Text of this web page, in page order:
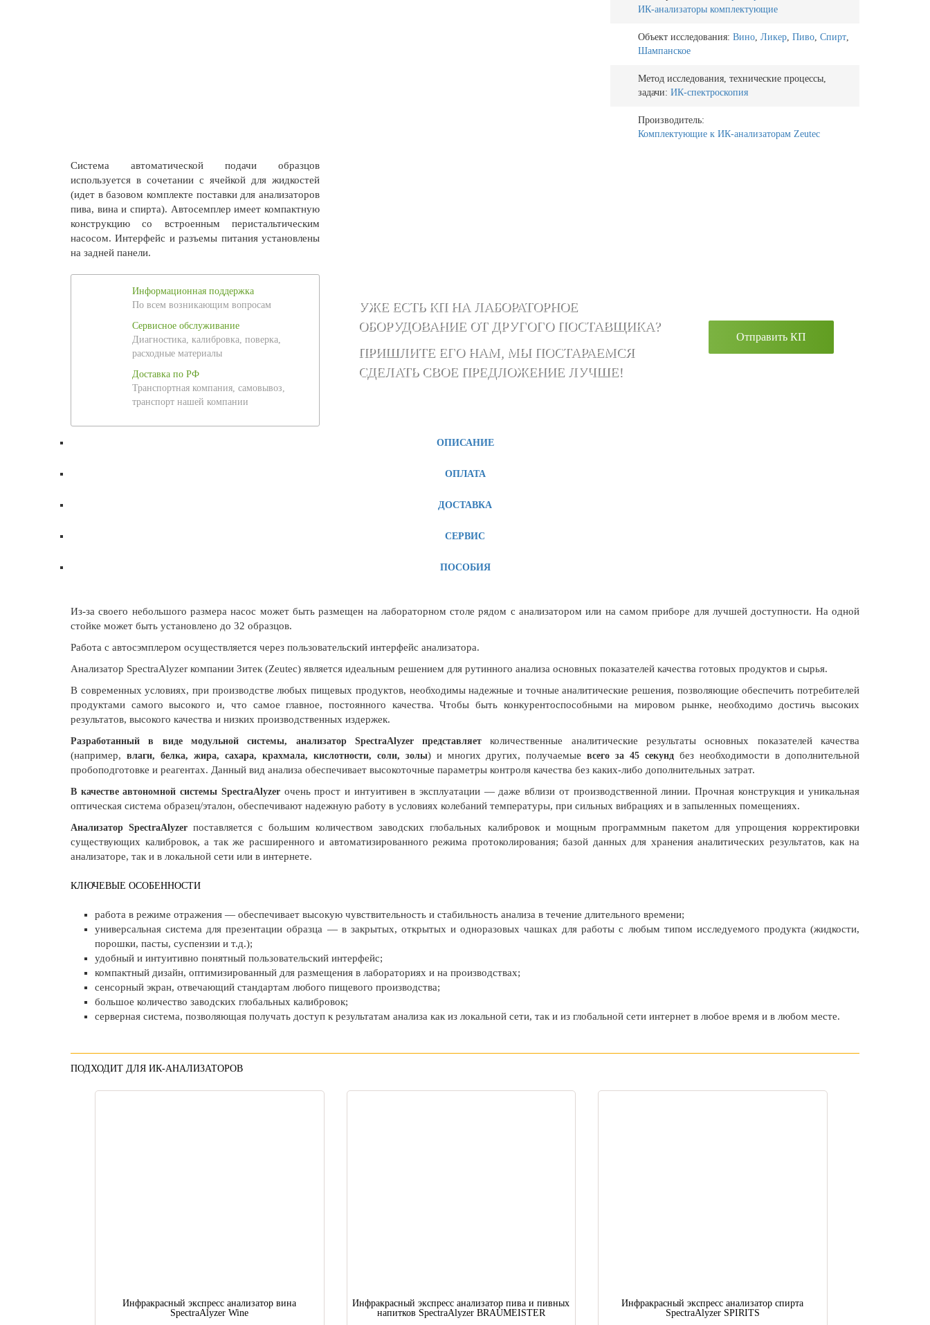
ИК-анализаторы комплектующие
Объект исследования: Вино Ликер Пиво Спирт
Шампанское
Метод исследования, технические процессы,
задачи: ИК-спектроскопия
Производитель:
Комплектующие к ИК-анализаторам Zeutec
Система автоматической подачи образцов
используется в сочетании с ячейкой для жидкостей
(идет в базовом комплекте поставки для анализаторов
пива, вина и спирта). Автосемплер имеет компактную
конструкцию со встроенным перистальтическим
насосом. Интерфейс и разъемы питания установлены
на задней панели.
Информационная поддержка
По всем возникающим вопросам
Сервисное обслуживание
Диагностика, калибровка, поверка,
расходные материалы
Доставка по РФ
Транспортная компания, самовывоз,
транспорт нашей компании
УЖЕ ЕСТЬ КП НА ЛАБОРАТОРНОЕ
ОБОРУДОВАНИЕ ОТ ДРУГОГО ПОСТАВЩИКА?
ПРИШЛИТЕ ЕГО НАМ, МЫ ПОСТАРАЕМСЯ
СДЕЛАТЬ СВОЕ ПРЕДЛОЖЕНИЕ ЛУЧШЕ!
Отправить КП
ОПИСАНИЕ
ОПЛАТА
ДОСТАВКА
СЕРВИС
ПОСОБИЯ
Из-за своего небольшого размера насос может быть размещен на лабораторном столе рядом с анализатором или на самом приборе для лучшей доступности. На одной
стойке может быть установлено до 32 образцов.
Работа с автосэмплером осуществляется через пользовательский интерфейс анализатора.
Анализатор SpectraAlyzer компании Зитек (Zeutec) является идеальным решением для рутинного анализа основных показателей качества готовых продуктов и сырья.
В современных условиях, при производстве любых пищевых продуктов, необходимы надежные и точные аналитические решения, позволяющие обеспечить потребителей
продуктами самого высокого и, что самое главное, постоянного качества. Чтобы быть конкурентоспособными на мировом рынке, необходимо достичь высоких
результатов, высокого качества и низких производственных издержек.
Разработанный в виде модульной системы, анализатор SpectraAlyzer представляетколичественные аналитические результаты основных показателей качества
(например, влаги, белка, жира, сахара, крахмала, кислотности, соли, золы) и многих других, получаемыевсего за 45 секунд без необходимости в дополнительной
пробоподготовке и реагентах. Данный вид анализа обеспечивает высокоточные параметры контроля качества без каких-либо дополнительных затрат.
В качестве автономной системы SpectraAlyzer очень прост и интуитивен в эксплуатации — даже вблизи от производственной линии. Прочная конструкция и уникальная
оптическая система образец/эталон, обеспечивают надежную работу в условиях колебаний температуры, при сильных вибрациях и в запыленных помещениях.
Анализатор SpectraAlyzerпоставляется с большим количеством заводских глобальных калибровок и мощным программным пакетом для упрощения корректировки
существующих калибровок, а так же расширенного и автоматизированного режима протоколирования; базой данных для хранения аналитических результатов, как на
анализаторе, так и в локальной сети или в интернете.
КЛЮЧЕВЫЕ ОСОБЕННОСТИ
работа в режиме отражения — обеспечивает высокую чувствительность и стабильность анализа в течение длительного времени;
универсальная система для презентации образца — в закрытых, открытых и одноразовых чашках для работы с любым типом исследуемого продукта (жидкости,
порошки, пасты, суспензии и т.д.);
удобный и интуитивно понятный пользовательский интерфейс;
компактный дизайн, оптимизированный для размещения в лабораториях и на производствах;
сенсорный экран, отвечающий стандартам любого пищевого производства;
большое количество заводских глобальных калибровок;
серверная система, позволяющая получать доступ к результатам анализа как из локальной сети, так и из глобальной сети интернет в любое время и в любом месте.
ПОДХОДИТ ДЛЯ ИК-АНАЛИЗАТОРОВ
Инфракрасный экспресс анализатор вина
SpectraAlyzer Wine
Инфракрасный экспресс анализатор пива и пивных
напитков SpectraAlyzer BRAUMEISTER
Инфракрасный экспресс анализатор спирта
SpectraAlyzer SPIRITS